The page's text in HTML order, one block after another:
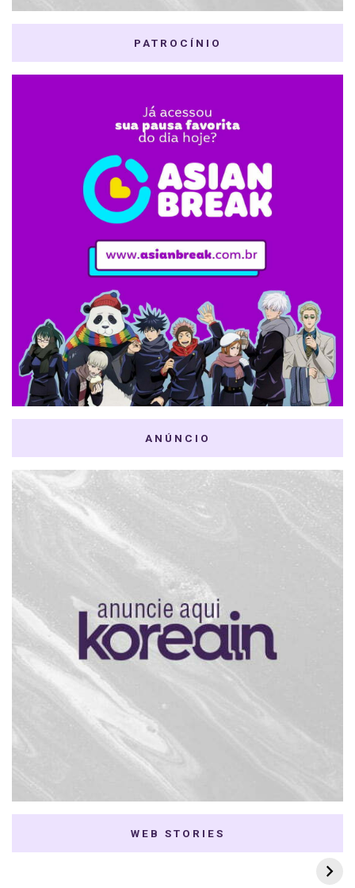
PATROCÍNIO
ANÚNCIO
WEB STORIES
7 K-dramas Enemies
to Lovers
Thai Dramas com
First e Khaotung